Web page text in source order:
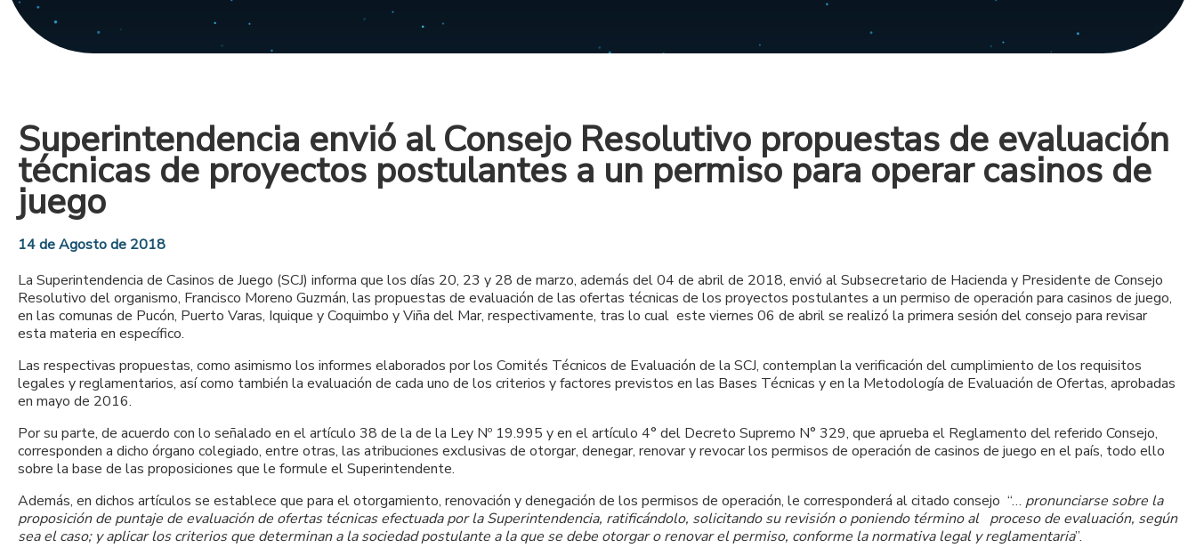
Superintendencia envió al Consejo Resolutivo propuestas de evaluación
técnicas de proyectos postulantes a un permiso para operar casinos de
juego
14 de Agosto de 2018
La Superintendencia de Casinos de Juego (SCJ) informa que los días 20, 23 y 28 de marzo, además del 04 de abril de 2018, envió al Subsecretario de Hacienda y Presidente de Consejo
Resolutivo del organismo, Francisco Moreno Guzmán, las propuestas de evaluación de las ofertas técnicas de los proyectos postulantes a un permiso de operación para casinos de juego,
en las comunas de Pucón, Puerto Varas, Iquique y Coquimbo y Viña del Mar, respectivamente, tras lo cual este viernes 06 de abril se realizó la primera sesión del consejo para revisar
esta materia en específico.
Las respectivas propuestas, como asimismo los informes elaborados por los Comités Técnicos de Evaluación de la SCJ, contemplan la verificación del cumplimiento de los requisitos
legales y reglamentarios, así como también la evaluación de cada uno de los criterios y factores previstos en las Bases Técnicas y en la Metodología de Evaluación de Ofertas, aprobadas
en mayo de 2016.
Por su parte, de acuerdo con lo señalado en el artículo 38 de la de la Ley Nº 19.995 y en el artículo 4° del Decreto Supremo N° 329, que aprueba el Reglamento del referido Consejo,
corresponden a dicho órgano colegiado, entre otras, las atribuciones exclusivas de otorgar, denegar, renovar y revocar los permisos de operación de casinos de juego en el país, todo ello
sobre la base de las proposiciones que le formule el Superintendente.
Además, en dichos artículos se establece que para el otorgamiento, renovación y denegación de los permisos de operación, le corresponderá al citado consejo “… pronunciarse sobre la
proposición de puntaje de evaluación de ofertas técnicas efectuada por la Superintendencia, ratificándolo, solicitando su revisión o poniendo término al proceso de evaluación, según
sea el caso; y aplicar los criterios que determinan a la sociedad postulante a la que se debe otorgar o renovar el permiso, conforme la normativa legal y reglamentaria”.